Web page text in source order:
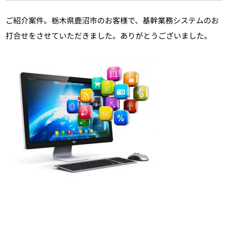
ご紹介案件。栃木県鹿沼市のお客様で、基幹業務システムのお
打合せをさせていただきました。ありがとうございました。